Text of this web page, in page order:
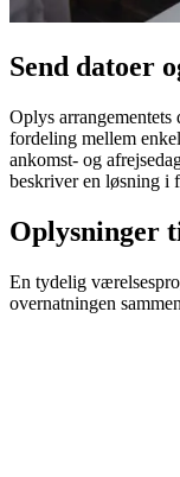
Send datoer
Oplys arrangementets
fordeling mellem
ankomst- og
beskriver en løsning i
Oplysninger
En tydelig
overnatningen